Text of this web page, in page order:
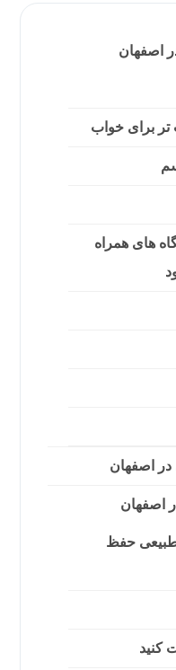
اصفهان
تر برای خواب
های همراه
در اصفهان
اصفهان
طبیعی حفظ
کنید